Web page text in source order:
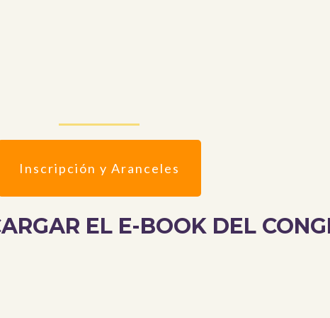
Inscripción y Aranceles
EL E-BOOK DEL